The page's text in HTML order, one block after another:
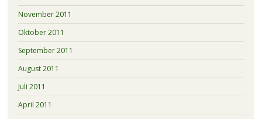
November 2011
Oktober 2011
September 2011
August 2011
Juli 2011
April 2011